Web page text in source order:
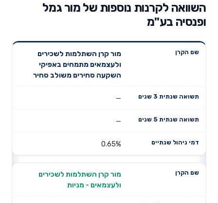
השוואה לקרנות נוספות של מור גמל
ופנסיה בע"מ
שנתית 3
תשואה
שנתית 5
שנים
מור קרן השתלמות לשכירים
ולעצמאים מתמחים באפיקי
השקעה סחירים משולב סחיר
—
—
0.65%
מור קרן השתלמות לשכירים
ולעצמאים - מניות